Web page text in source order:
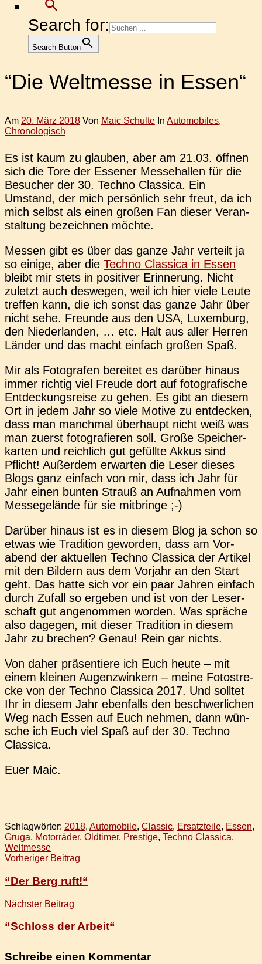
Search for:
Search Button
“Die Weltmesse in Essen“
Am 20. März 2018 Von Maic Schulte In Automobiles,
Chronologisch
Es ist kaum zu glau­ben, aber am 21.03. öffnen
sich die Tore der Esse­ner Mes­se­hal­len für die
Besu­cher der 30. Techno Clas­si­ca. Ein
Umstand, der mich per­sön­lich sehr freut, da ich
mich selbst als einen großen Fan dieser Ver­an­
stal­tung bezeich­nen möchte.
Messen gibt es über das ganze Jahr ver­teilt ja
so einige, aber die Techno Clas­si­ca in Essen
bleibt mir stets in posi­ti­ver Erin­ne­rung. Nicht
zuletzt auch des­we­gen, weil ich hier viele Leute
tref­fen kann, die ich sonst das ganze Jahr über
nicht sehe. Freun­de aus den USA, Luxem­burg,
den Nie­der­lan­den, … etc. Halt aus aller Herren
Länder und das macht ein­fach großen Spaß.
Mir als Foto­gra­fen berei­tet es dar­über hinaus
immer rich­tig viel Freude dort auf foto­gra­fi­sche
Ent­de­ckungs­rei­se zu gehen. Es gibt an diesem
Ort in jedem Jahr so viele Motive zu ent­de­cken,
dass man manch­mal über­haupt nicht weiß was
man zuerst foto­gra­fie­ren soll. Große Spei­cher­
kar­ten und reich­lich gut gefüll­te Akkus sind
Pflicht! Außer­dem erwar­ten die Leser dieses
Blogs ganz ein­fach von mir, dass ich Jahr für
Jahr einen bunten Strauß an Auf­nah­men vom
Mes­se­ge­län­de für sie mitbringe ;-)
Dar­über hinaus ist es in diesem Blog ja schon so
etwas wie Tra­di­ti­on gewor­den, dass am Vor­
abend der aktu­el­len Techno Clas­si­ca der Arti­kel
mit den Bil­dern aus dem Vor­jahr an den Start
geht. Das hatte sich vor ein paar Jahren ein­fach
durch Zufall so erge­ben und ist von der Leser­
schaft gut ange­nom­men worden. Was sprä­che
also dage­gen, mit dieser Tra­di­ti­on in diesem
Jahr zu bre­chen? Genau! Rein gar nichts.
Von daher prä­sen­tie­re ich Euch heute – mit
einem klei­nen Augen­zwin­kern – meine Foto­stre­
cke von der Techno Clas­si­ca 2017. Und soll­tet
Ihr in diesem Jahr eben­falls den beschwer­li­chen
Weg nach Essen auf Euch nehmen, dann wün­
sche ich Euch viel Spaß auf der 30. Techno
Classica.
Euer Maic.
Schlagwörter: 2018, Automobile, Classic, Ersatzteile, Essen,
Gruga, Motorräder, Oldtimer, Prestige, Techno Classica,
Weltmesse
Beitragsnavigation
Vorheriger Beitrag
“Der Berg ruft!“
Nächster Beitrag
“Schloss der Arbeit“
Schreibe einen Kommentar